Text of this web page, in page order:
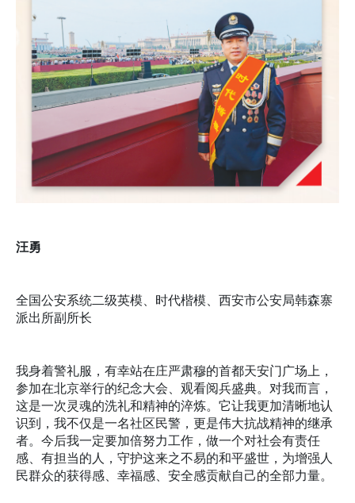
汪勇
全国公安系统二级英模、时代楷模、西安市公安局韩森寨
派出所副所长
我身着警礼服，有幸站在庄严肃穆的首都天安门广场上，
参加在北京举行的纪念大会、观看阅兵盛典。对我而言，
这是一次灵魂的洗礼和精神的淬炼。它让我更加清晰地认
识到，我不仅是一名社区民警，更是伟大抗战精神的继承
者。今后我一定要加倍努力工作，做一个对社会有责任
感、有担当的人，守护这来之不易的和平盛世，为增强人
民群众的获得感、幸福感、安全感贡献自己的全部力量。